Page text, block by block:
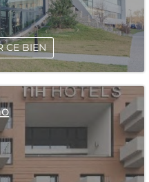
CE BIEN